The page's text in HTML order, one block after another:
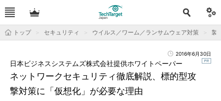
トップ セキュリティ ウイルス／ワーム／ランサムウェア対策 製
2016年6月30日
ネットワークセキュリティ徹底解説、標的型攻
撃対策に「仮想化」が必要な理由
日本ビジネスシステムズ株式会社提供ホワイトペーパー